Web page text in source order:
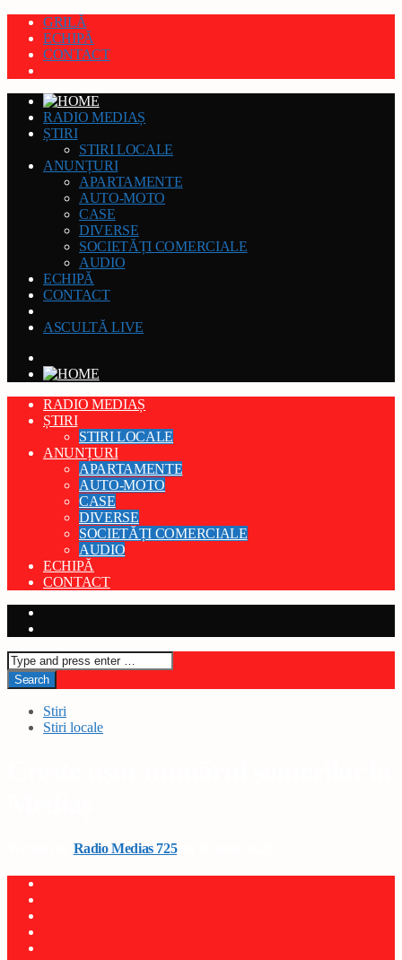
GRILĂ
ECHIPĂ
CONTACT
RADIO MEDIAȘ
ȘTIRI
STIRI LOCALE
ANUNȚURI
APARTAMENTE
AUTO-MOTO
CASE
DIVERSE
SOCIETĂȚI COMERCIALE
AUDIO
ECHIPĂ
CONTACT
ASCULTĂ LIVE
RADIO MEDIAȘ
ȘTIRI
STIRI LOCALE
ANUNȚURI
APARTAMENTE
AUTO-MOTO
CASE
DIVERSE
SOCIETĂȚI COMERCIALE
AUDIO
ECHIPĂ
CONTACT
Stiri
Stiri locale
Radio Medias 725on 30 iunie 2026